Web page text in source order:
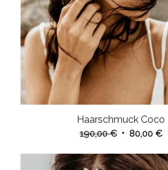
Haarschmuck Coco
190,00€
war:
80,00 €